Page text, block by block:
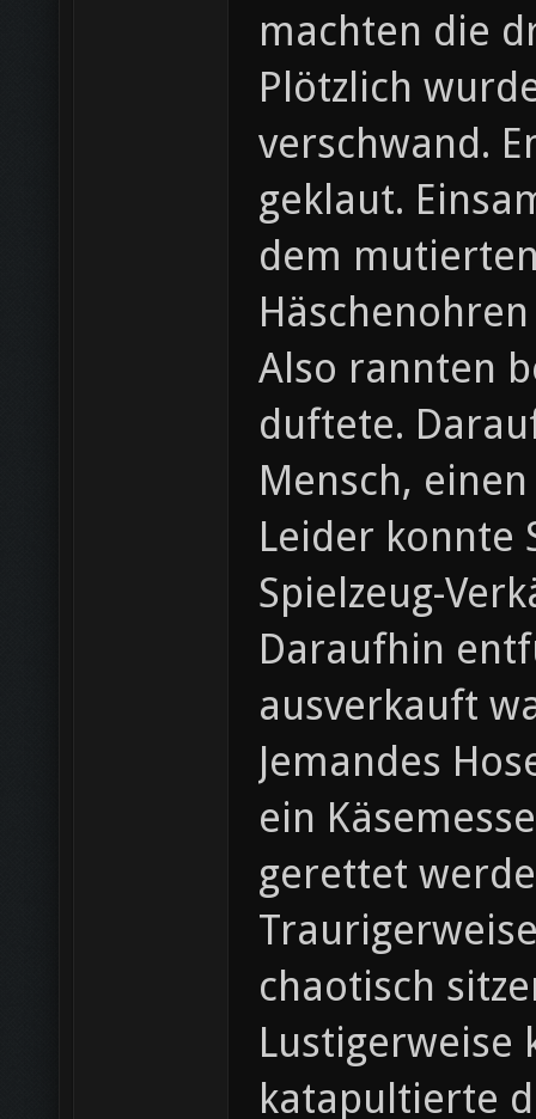
machten die
Plötzlich
verschwand.
geklaut.
dem
Also rannten
duftete.
Mensch,
Leider konnte
Spielzeug-
Daraufhin
ausverkauft
Jemandes
ein
gerettet
chaotisch
Lustigerweise
katapultierte